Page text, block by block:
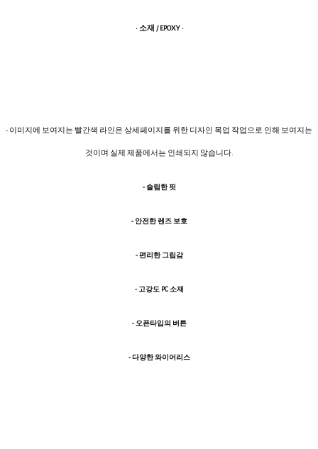
· 소재 / EPOXY ·
- 이미지에 보여지는 빨간색 라인은 상세페이지를 위한 디자인 목업 작업으로 인해 보여지는
것이며 실제 제품에서는 인쇄되지 않습니다.
- 슬림한 핏
- 안전한 렌즈 보호
- 편리한 그립감
- 고강도 PC 소재
- 오픈타입의 버튼
- 다양한 와이어리스